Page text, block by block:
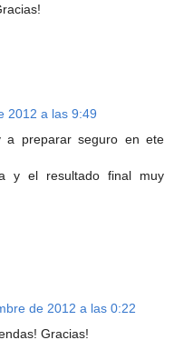
2012 a las 9:49
a preparar seguro en ete
y el resultado final muy
de 2012 a las 0:22
Gracias!